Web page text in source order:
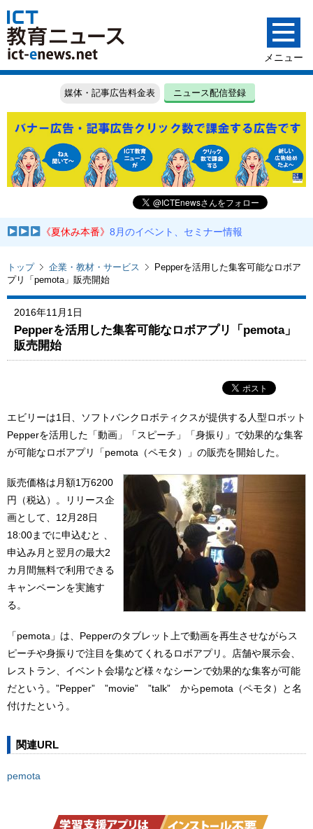
媒体・記事広告料金表 ニュース配信登録
《夏休み本番》8月のイベント、セミナー情報
トップ 企業・教材・サービス
Pepperを活用した集客可能なロボア
プリ「pemota」販売開始
2016年11月1日
Pepperを活用した集客可能なロボアプリ「pemota」
販売開始
エビリーは1日、ソフトバンクロボティクスが提供する人型ロボット
Pepperを活用した「動画」「スピーチ」「身振り」で効果的な集客
が可能なロボアプリ「pemota（ペモタ）」の販売を開始した。
販売価格は月額1万6200
円（税込）。リリース企
画として、12月28日
18:00までに申込むと 、
申込み月と翌月の最大2
カ月間無料で利用できる
キャンペーンを実施す
る。
「pemota」は、Pepperのタブレット上で動画を再生させながらス
ピーチや身振りで注目を集めてくれるロボアプリ。店舗や展示会、
レストラン、イベント会場など様々なシーンで効果的な集客が可能
だという。”Pepper” ”movie” ”talk” からpemota（ペモタ）と名
付けたという。
関連URL
pemota